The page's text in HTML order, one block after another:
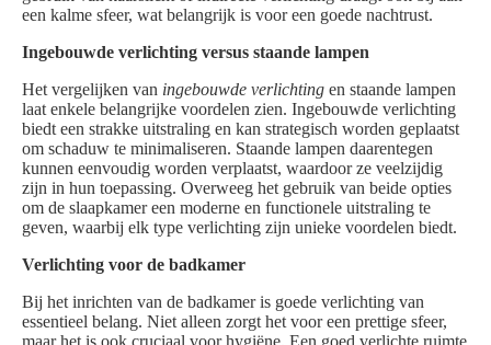
een kalme sfeer, wat belangrijk is voor een goede nachtrust.
Ingebouwde verlichting versus staande lampen
Het vergelijken van ingebouwde verlichting en staande lampen
laat enkele belangrijke voordelen zien. Ingebouwde verlichting
biedt een strakke uitstraling en kan strategisch worden geplaatst
om schaduw te minimaliseren. Staande lampen daarentegen
kunnen eenvoudig worden verplaatst, waardoor ze veelzijdig
zijn in hun toepassing. Overweeg het gebruik van beide opties
om de slaapkamer een moderne en functionele uitstraling te
geven, waarbij elk type verlichting zijn unieke voordelen biedt.
Verlichting voor de badkamer
Bij het inrichten van de badkamer is goede verlichting van
essentieel belang. Niet alleen zorgt het voor een prettige sfeer,